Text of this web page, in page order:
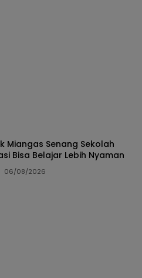
Miangas Senang Sekolah
Bisa Belajar Lebih Nyaman
06/08/2026